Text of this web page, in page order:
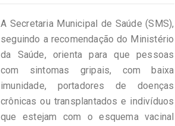
A Secretaria Municipal de Saúde (SMS),
seguindo a recomendação do Ministério
da Saúde, orienta para que pessoas
com sintomas gripais, com baixa
imunidade, portadores de doenças
crônicas ou transplantados e indivíduos
que estejam com o esquema vacinal